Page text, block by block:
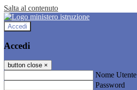
Salta al contenuto
Accedi
Accedi
button close ×
Nome Utente
Password